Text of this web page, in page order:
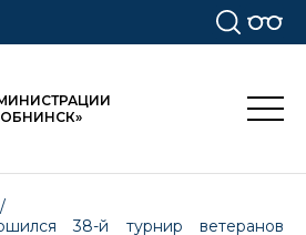
/
38-й турнир ветеранов